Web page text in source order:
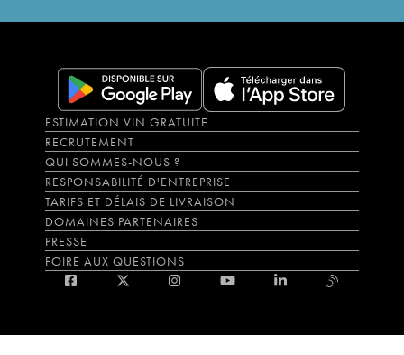
ESTIMATION VIN GRATUITE
RECRUTEMENT
QUI SOMMES-NOUS ?
RESPONSABILITÉ D'ENTREPRISE
TARIFS ET DÉLAIS DE LIVRAISON
DOMAINES PARTENAIRES
PRESSE
FOIRE AUX QUESTIONS